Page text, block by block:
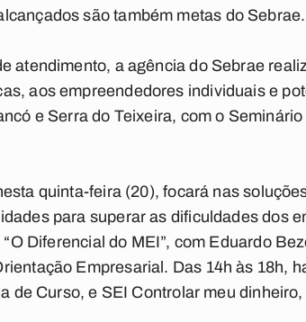
são também metas do Sebrae.
atendimento, a agência do Sebrae
aos empreendedores individuais e
e Serra do Teixeira, com o
quinta-feira (20), focará nas
para superar as dificuldades dos
Diferencial do MEI”, com Eduardo
Empresarial. Das 14h às 18h,
de Curso, e SEI Controlar meu